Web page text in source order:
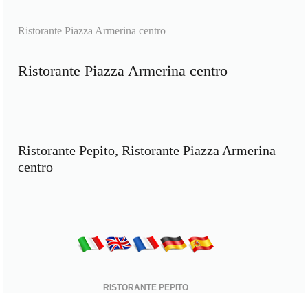
Ristorante Piazza Armerina centro
Ristorante Piazza Armerina centro
Ristorante Pepito, Ristorante Piazza Armerina
centro
RISTORANTE PEPITO